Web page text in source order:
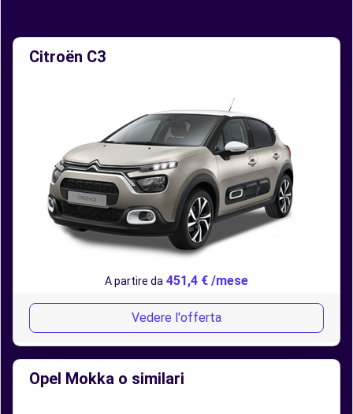
Citroën C3
A partire da 451,4 € /mese
Vedere l'offerta
Opel Mokka o similari